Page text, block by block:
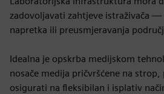
zadovoljavati zahtjeve istraživača
napretka ili preusmjeravanja
Idealna je opskrba medijskom
nosače medija pričvršćene na
osigurati na fleksibilan i isplativ